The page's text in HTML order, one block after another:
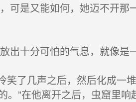
可是又能如何，她迈不开那
十分可怕的气息，就像是
笑了几声之后，然后化成一
”在他离开之后，虫窟里响